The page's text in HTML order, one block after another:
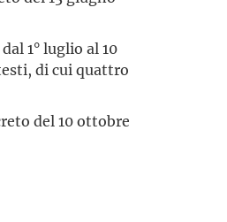
1° luglio al 10
di cui quattro
del 10 ottobre